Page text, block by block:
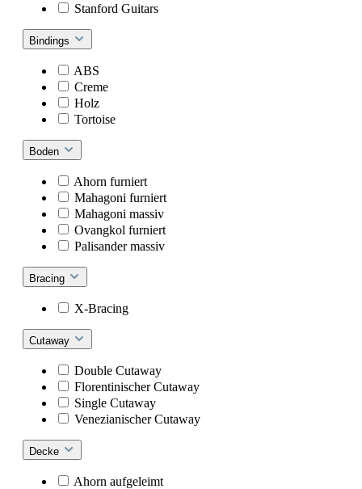
Stanford Guitars
Bindings
ABS
Creme
Holz
Tortoise
Boden
Ahorn furniert
Mahagoni furniert
Mahagoni massiv
Ovangkol furniert
Palisander massiv
Bracing
X-Bracing
Cutaway
Double Cutaway
Florentinischer Cutaway
Single Cutaway
Venezianischer Cutaway
Decke
Ahorn aufgeleimt